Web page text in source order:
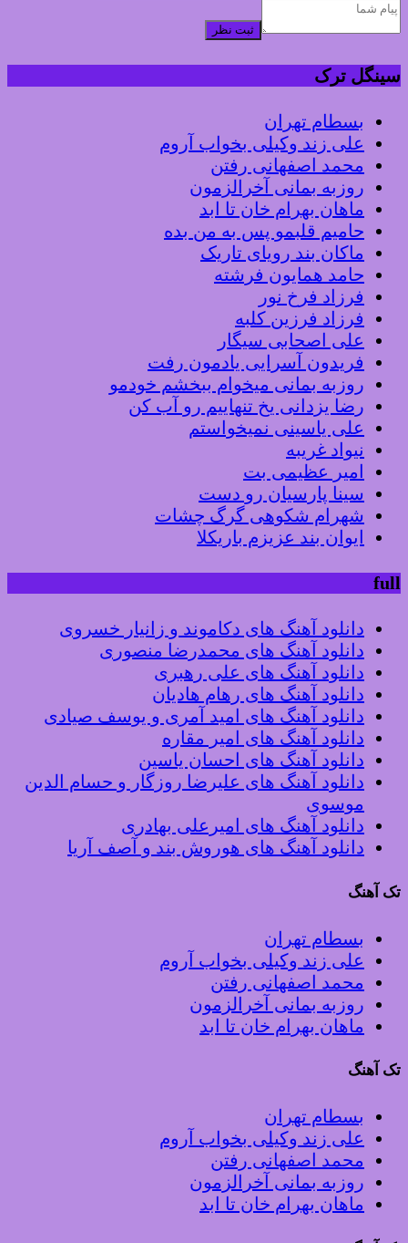
ثبت نظر
سینگل ترک
بسطام تهران
علی زند وکیلی بخواب آروم
محمد اصفهانی رفتن
روزبه بمانی آخرالزمون
ماهان بهرام خان تا ابد
حامیم قلبمو پس به من بده
ماکان بند رویای تاریک
حامد همایون فرشته
فرزاد فرخ نور
فرزاد فرزین کلبه
علی اصحابی سیگار
فریدون آسرایی یادمون رفت
روزبه بمانی میخوام ببخشم خودمو
رضا یزدانی یخ تنهاییم رو آب کن
علی یاسینی نمیخواستم
نیواد غریبه
امیر عظیمی بت
سینا پارسیان رو دست
شهرام شکوهی گرگ چشات
ایوان بند عزیزم باریکلا
full
دانلود آهنگ های دکاموند و زانیار خسروی
دانلود آهنگ های محمدرضا منصوری
دانلود آهنگ های علی رهبری
دانلود آهنگ های رهام هادیان
دانلود آهنگ های امید آمری و یوسف صیادی
دانلود آهنگ های امیر مقاره
دانلود آهنگ های احسان یاسین
دانلود آهنگ های علیرضا روزگار و حسام الدین
موسوی
دانلود آهنگ های امیرعلی بهادری
دانلود آهنگ های هوروش بند و آصف آریا
تک آهنگ
بسطام تهران
علی زند وکیلی بخواب آروم
محمد اصفهانی رفتن
روزبه بمانی آخرالزمون
ماهان بهرام خان تا ابد
تک آهنگ
بسطام تهران
علی زند وکیلی بخواب آروم
محمد اصفهانی رفتن
روزبه بمانی آخرالزمون
ماهان بهرام خان تا ابد